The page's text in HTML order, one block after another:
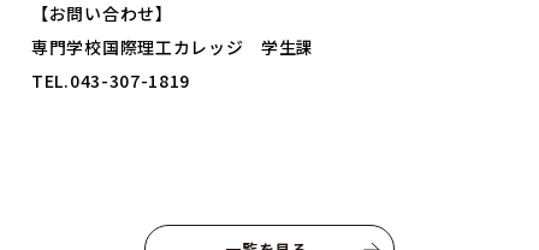
【お問い合わせ】
専門学校国際理工カレッジ 学生課
TEL.043-307-1819